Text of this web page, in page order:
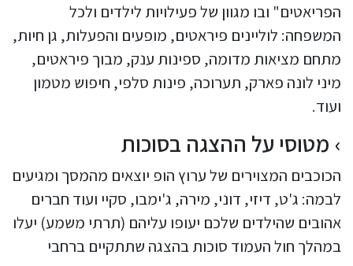
הפריאטים" ובו מגוון של פעילויות לילדים ולכל
המשפחה: לוליינים פיראטים, מופעים והפעלות, גן חיות,
מתחם מציאות מדומה, ספינות ענק, מבוך פיראטים,
מיני לונה פארק, תערוכה, פינות סלפי, חיפוש מטמון
ועוד.
מטוסי על ההצגה בסוכות
הכוכבים המצוירים של ערוץ הופ יוצאים מהמסך ומגיעים
לבמה: ג'ט, דיזי, דוני, מירה, ג'ימבו, סקיי ועוד חברים
אהובים שהילדים שלכם יעופו עליהם (תרתי משמע) יעלו
במהלך חול העמוד סוכות בהצגה שתתקיים ברחבי